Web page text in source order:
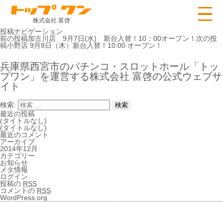
株式会社 富啓
投稿ナビゲーション
前の投稿加古川店 9月7日(水) 新台入替！10：00オープン！ 次の投
稿小野店 9月8日（木）新台入替！10:00 オープン！
兵庫県西宮市のパチンコ・スロットホール「トッ
プワン」を運営する株式会社 富啓の公式ウェブサ
イト
検索:
最近の投稿
(タイトルなし)
(タイトルなし)
最近のコメント
アーカイブ
2014年12月
カテゴリー
お知らせ
メタ情報
ログイン
投稿の RSS
コメントの RSS
WordPress.org